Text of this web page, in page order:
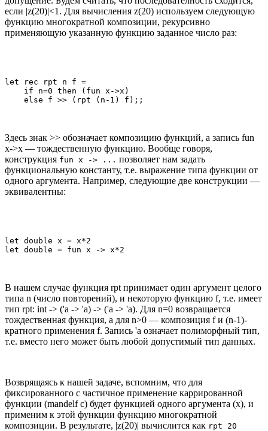
если |z(20)|<1. Для вычисления z(20) используем следующую
функцию многократной композиции, рекурсивно
применяющую указанную функцию заданное число раз:
let rec rpt n f =
    if n=0 then (fun x->x)
Здесь знак >> обозначает композицию функций, а запись fun
x->x — тождественную функцию. Вообще говоря,
конструкция fun x -> ... позволяет нам задать
функциональную константу, т.е. выражение типа функции от
одного аргумента. Например, следующие две конструкции —
эквивалентны:
let double x = x*2
let double = fun x -> x*2
В нашем случае функция rpt принимает один аргумент целого
типа n (число повторений), и некоторую функцию f, т.е. имеет
тип rpt: int -> ('a -> 'a) -> ('a -> 'a). Для n=0 возвращается
тождественная функция, а для n>0 — композиция f и (n-1)-
кратного применения f. Запись 'a означает полиморфный тип,
т.е. вместо него может быть любой допустимый тип данных.
Возврящаясь к нашей задаче, вспомним, что для
фиксированного c частичное применение каррированной
функции (mandelf c) будет функцией одного аргумента (x), и
применим к этой функции функцию многократной
композиции. В результате, |z(20)| вычислится как rpt 20